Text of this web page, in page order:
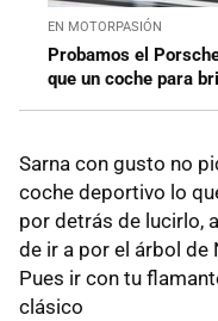
EN MOTORPASIÓN
Probamos el
que un coche para
Sarna con gusto no
coche deportivo lo
por detrás de lucirlo,
de ir a por el árbol de
Pues ir con tu
clásico